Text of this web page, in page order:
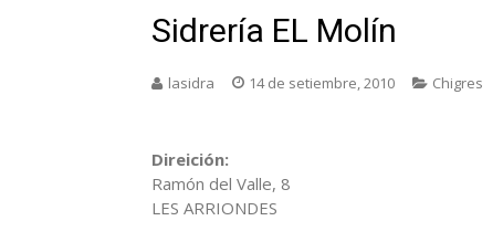
Sidrería EL Molín
lasidra 14 de setiembre, 2010 Chigres
Direición:
Ramón del Valle, 8
LES ARRIONDES